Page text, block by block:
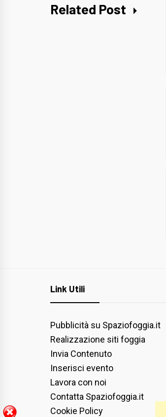
Related Post
Link Utili
Pubblicità su Spaziofoggia.it
Realizzazione siti foggia
Invia Contenuto
Inserisci evento
Lavora con noi
Contatta Spaziofoggia.it
Cookie Policy